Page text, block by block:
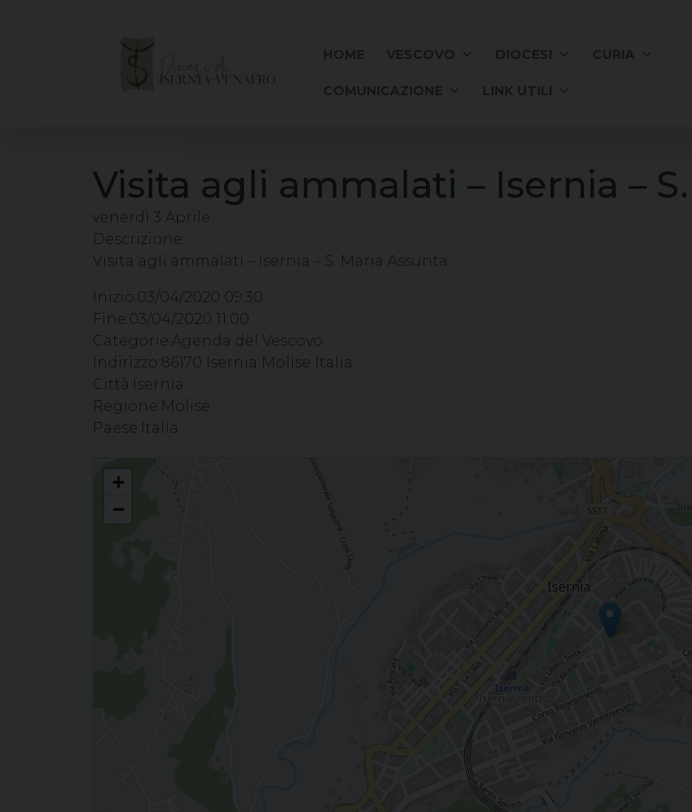
Visita agli ammalati – Isernia –
venerdì 3 Aprile
Descrizione:
Visita agli ammalati – Isernia – S. Maria Assunta
Inizio: 03/04/2020 09:30
Fine: 03/04/2020 11:00
Categorie: Agenda del Vescovo
Indirizzo: 86170 Isernia Molise Italia
Città: Isernia
Regione: Molise
Paese: Italia
Visita agli ammalati - Isernia - S. Maria Assunta
+
−